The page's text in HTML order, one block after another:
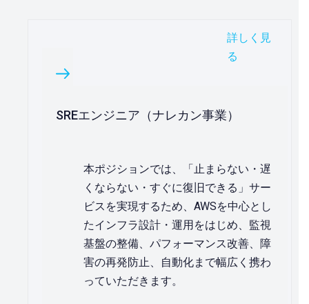
詳しく見
る
SREエンジニア（ナレカン事業）
本ポジションでは、「止まらない・遅
くならない・すぐに復旧できる」サー
ビスを実現するため、AWSを中心とし
たインフラ設計・運用をはじめ、監視
基盤の整備、パフォーマンス改善、障
害の再発防止、自動化まで幅広く携わ
っていただきます。